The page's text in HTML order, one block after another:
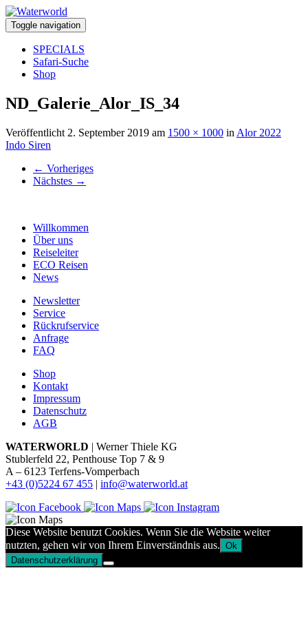
Toggle navigation
SPECIALS
Safari-Suche
Shop
ND_Galerie_Alor_IS_34
Veröffentlicht 2. September 2019 am 1500 × 1000 in Alor 2022
Indo Siren
← Vorheriges
Nächstes →
Willkommen
Über uns
Reiseleiter
ECO Reisen
News
Newsletter
Service
Rückrufservice
Anfrage
FAQ
Shop
Kontakt
Impressum
Datenschutz
AGB
WATERWORLD | Werner Thiele KG
Stublerfeld 22, Penthouse Top 7 & 9
A – 6123 Terfens-Vomperbach
+43 (0)5224 67 455 | info@waterworld.at
Diese Website benutzt Cookies. Wenn Sie die Website weiter
nutzten, gehen wir von Ihrem Einverständnis aus. Ok
Datenschutzerklärung